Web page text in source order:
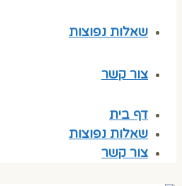
שאלות נפוצות
צור קשר
דף בית
שאלות נפוצות
צור קשר